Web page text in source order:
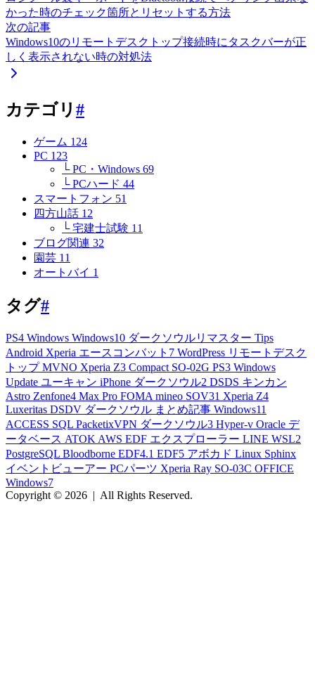
かった時のチェック箇所とリセットする方法
次の記事
Windows10のリモートデスクトップ接続時にタスクバーが正
しく表示されない時の対処法
カテゴリ #
ゲーム 124
PC 123
└ PC・Windows 69
└ PCハード 44
スマートフォン 51
四方山話 12
└ 宅建士試験 11
ブログ関連 32
園芸 11
オートバイ 1
タグ#
PS4 Windows Windows10 ダークソウルリマスター Tips
Android Xperia エースコンバット7 WordPress リモートデスク
トップMVNO Xperia Z3 Compact SO-02G PS3 Windows
Update ユーキャン iPhone ダークソウル2 DSDS キンカン
Astro Zenfone4 Max Pro FOMA mineo SOV31 Xperia Z4
Luxeritas DSDV ダークソウル まとめ記事 Windows11
ACCESS SQL PacketixVPN ダークソウル3 Hyper-v Oracle デ
ータベース ATOK AWS EDF エクスプローラー LINE WSL2
PostgreSQL Bloodborne EDF4.1 EDF5 アボカド Linux Sphinx
イベントビューアー PCパーツ Xperia Ray SO-03C OFFICE
Windows7
Copyright © 2026 | All Rights Reserved.